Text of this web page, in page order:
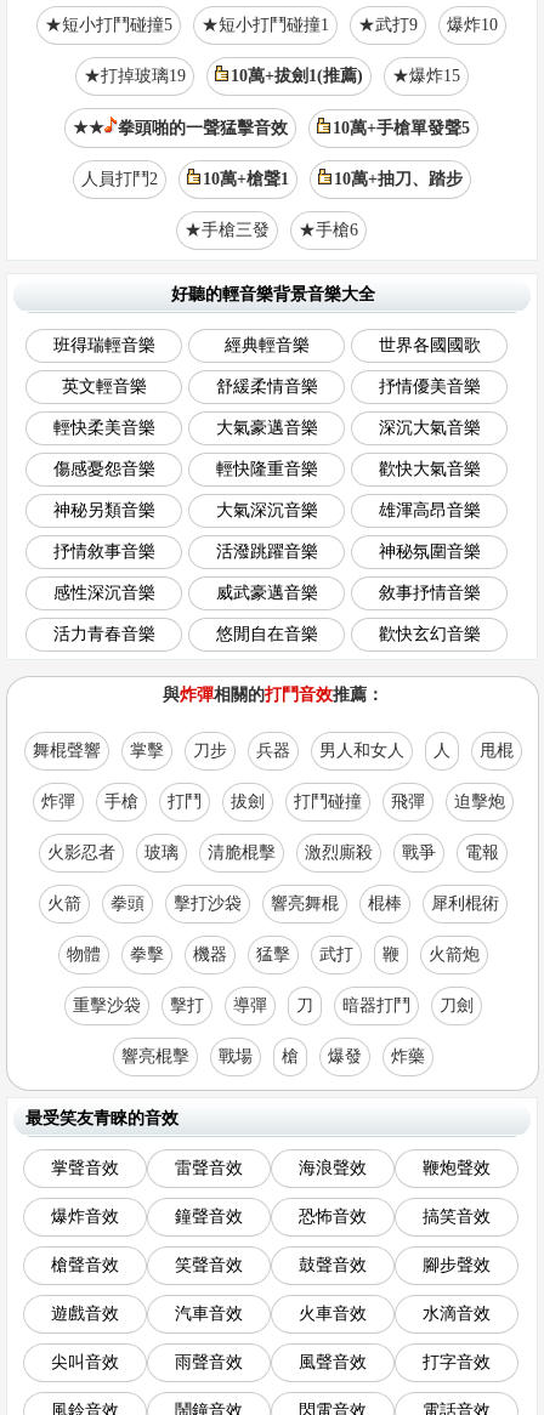
★短小打鬥碰撞5 ★短小打鬥碰撞1 ★武打9 爆炸10
★打掉玻璃19 10萬+拔劍1(推薦) ★爆炸15
★★ 拳頭啪的一聲猛擊音效 10萬+手槍單發聲5
人員打鬥2 10萬+槍聲1 10萬+抽刀、踏步
★手槍三發 ★手槍6
好聽的輕音樂背景音樂大全
班得瑞輕音樂 經典輕音樂 世界各國國歌
英文輕音樂 舒緩柔情音樂 抒情優美音樂
輕快柔美音樂 大氣豪邁音樂 深沉大氣音樂
傷感憂怨音樂 輕快隆重音樂 歡快大氣音樂
神秘另類音樂 大氣深沉音樂 雄渾高昂音樂
抒情敘事音樂 活潑跳躍音樂 神秘氛圍音樂
感性深沉音樂 威武豪邁音樂 敘事抒情音樂
活力青春音樂 悠閒自在音樂 歡快玄幻音樂
與炸彈相關的打鬥音效推薦：
舞棍聲響 掌擊 刀步 兵器 男人和女人 人 甩棍
炸彈 手槍 打鬥 拔劍 打鬥碰撞 飛彈 迫擊炮
火影忍者 玻璃 清脆棍擊 激烈廝殺 戰爭 電報
火箭 拳頭 擊打沙袋 響亮舞棍 棍棒 犀利棍術
物體 拳擊 機器 猛擊 武打 鞭 火箭炮
重擊沙袋 擊打 導彈 刀 暗器打鬥 刀劍
響亮棍擊 戰場 槍 爆發 炸藥
最受笑友青睞的音效
掌聲音效 雷聲音效 海浪聲效 鞭炮聲效
爆炸音效 鐘聲音效 恐怖音效 搞笑音效
槍聲音效 笑聲音效 鼓聲音效 腳步聲效
遊戲音效 汽車音效 火車音效 水滴音效
尖叫音效 雨聲音效 風聲音效 打字音效
風鈴音效 鬧鐘音效 閃電音效 電話音效